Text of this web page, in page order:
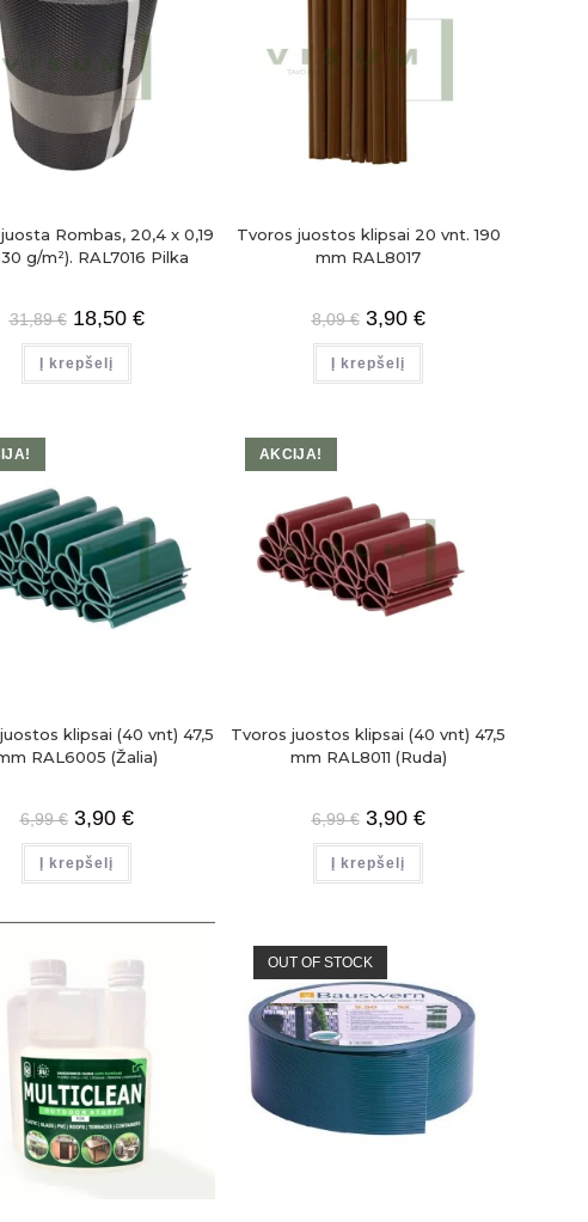
Rombas, 20,4 x 0,19
g/m²). RAL7016 Pilka
31,89€ 18,50 €
Į krepšelį
Tvoros juostos klipsai 20 vnt. 190
mm RAL8017
8,09€ 3,90 €
Į krepšelį
klipsai (40 vnt) 47,5
RAL6005 (Žalia)
6,99€ 3,90 €
Į krepšelį
AKCIJA!
Tvoros juostos klipsai (40 vnt) 47,5
mm RAL8011 (Ruda)
6,99€ 3,90 €
Į krepšelį
OUT OF STOCK